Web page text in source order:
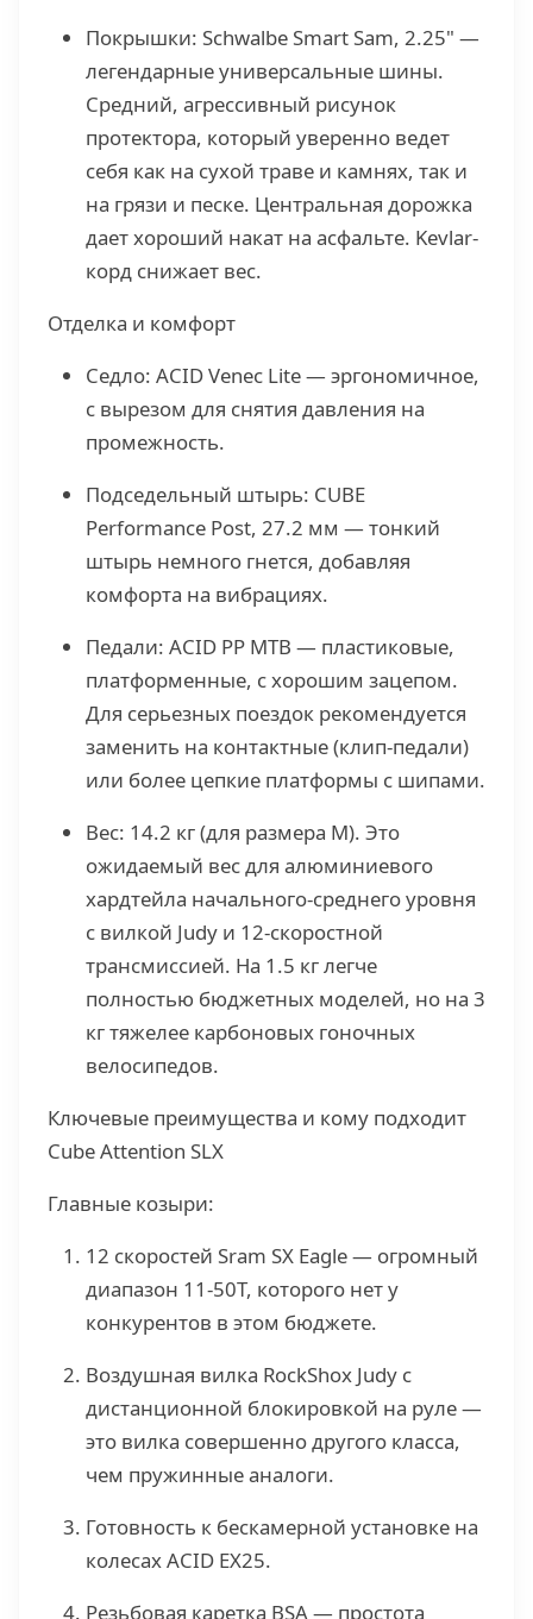
Покрышки: Schwalbe Smart Sam, 2.25" —
легендарные универсальные шины.
Средний, агрессивный рисунок
протектора, который уверенно ведет
себя как на сухой траве и камнях, так и
на грязи и песке. Центральная дорожка
дает хороший накат на асфальте. Kevlar-
корд снижает вес.
Отделка и комфорт
Седло: ACID Venec Lite — эргономичное,
с вырезом для снятия давления на
промежность.
Подседельный штырь: CUBE
Performance Post, 27.2 мм — тонкий
штырь немного гнется, добавляя
комфорта на вибрациях.
Педали: ACID PP MTB — пластиковые,
платформенные, с хорошим зацепом.
Для серьезных поездок рекомендуется
заменить на контактные (клип-педали)
или более цепкие платформы с шипами.
Вес: 14.2 кг (для размера M). Это
ожидаемый вес для алюминиевого
хардтейла начального-среднего уровня
с вилкой Judy и 12-скоростной
трансмиссией. На 1.5 кг легче
полностью бюджетных моделей, но на 3
кг тяжелее карбоновых гоночных
велосипедов.
Ключевые преимущества и кому подходит
Cube Attention SLX
Главные козыри:
12 скоростей Sram SX Eagle — огромный
диапазон 11-50Т, которого нет у
конкурентов в этом бюджете.
Воздушная вилка RockShox Judy с
дистанционной блокировкой на руле —
это вилка совершенно другого класса,
чем пружинные аналоги.
Готовность к бескамерной установке на
колесах ACID EX25.
Резьбовая каретка BSA — простота